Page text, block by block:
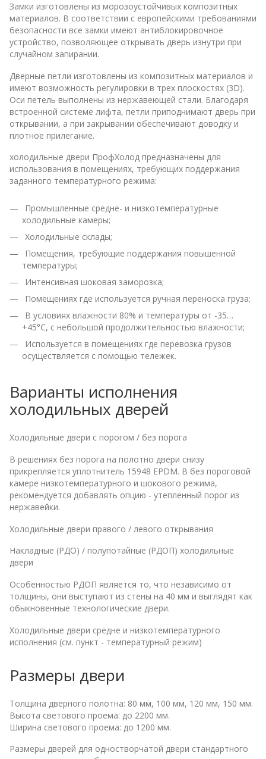
Замки изготовлены из морозоустойчивых композитных
материалов. В соответствии с европейскими требованиями
безопасности все замки имеют антиблокировочное
устройство, позволяющее открывать дверь изнутри при
случайном запирании.
Дверные петли изготовлены из композитных материалов и
имеют возможность регулировки в трех плоскостях (3D).
Оси петель выполнены из нержавеющей стали. Благодаря
встроенной системе лифта, петли приподнимают дверь при
открывании, а при закрывании обеспечивают доводку и
плотное прилегание.
холодильные двери ПрофХолод предназначены для
использования в помещениях, требующих поддержания
заданного температурного режима:
Промышленные средне- и низкотемпературные
холодильные камеры;
Холодильные склады;
Помещения, требующие поддержания повышенной
температуры;
Интенсивная шоковая заморозка;
Помещениях где используется ручная переноска груза;
В условиях влажности 80% и температуры от -35…
+45°С, с небольшой продолжительностью влажности;
Используется в помещениях где перевозка грузов
осуществляется с помощью тележек.
Варианты исполнения
холодильных дверей
Холодильные двери с порогом / без порога
В решениях без порога на полотно двери снизу
прикрепляется уплотнитель 15948 EPDM. В без пороговой
камере низкотемпературного и шокового режима,
рекомендуется добавлять опцию - утепленный порог из
нержавейки.
Холодильные двери правого / левого открывания
Накладные (РДО) / полупотайные (РДОП) холодильные
двери
Особенностью РДОП является то, что независимо от
толщины, они выступают из стены на 40 мм и выглядят как
обыкновенные технологические двери.
Холодильные двери средне и низкотемпературного
исполнения (см. пункт - температурный режим)
Размеры двери
Толщина дверного полотна: 80 мм, 100 мм, 120 мм, 150 мм.
Высота светового проема: до 2200 мм.
Ширина светового проема: до 1200 мм.
Размеры дверей для одностворчатой двери стандартного